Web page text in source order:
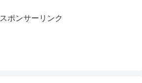
スポンサーリンク